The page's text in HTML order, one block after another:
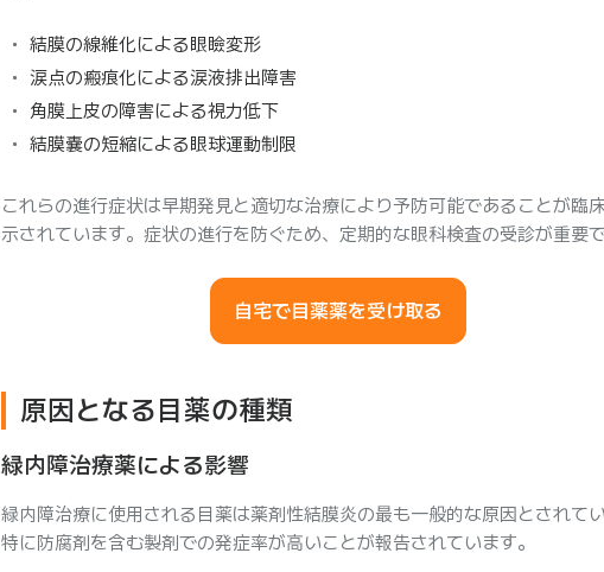
結膜の線維化による眼瞼変形
涙点の瘢痕化による涙液排出障害
角膜上皮の障害による視力低下
結膜嚢の短縮による眼球運動制限
これらの進行症状は早期発見と適切な治療により予防可能であることが臨
示されています。症状の進行を防ぐため、定期的な眼科検査の受診が重要
自宅で目薬薬を受け取る
原因となる目薬の種類
緑内障治療薬による影響
緑内障治療に使用される目薬は薬剤性結膜炎の最も一般的な原因とされて
特に防腐剤を含む製剤での発症率が高いことが報告されています。